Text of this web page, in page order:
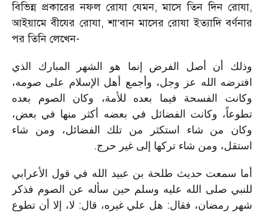
বিভিন্ন প্রকারের নফল রোযা যেমন, মাসে তিন দিন রোযা,
আইয়ামে বীযের রোযা, শা‘বান মাসের রোযা ইত্যাদি বর্ণনার
পর তিনি লেখেন-
وذلك أن أصل الفرض إنما هو الشهر المبارك الذي
افترضه الله عز وجل، وأجمع أهل الإسلام على صومه،
وكانت الفسحة فيما بعده للأمة، وكان الصوم بعده
تطوعاً، وكانت الفضائل في بعضه أكثر منها في بعض،
وكان من شاء استكثر من تلك الفضائل، ومن شاء
استقل، ومن شاء تركها إلى غير حرج.
أما سمعت حديث طلحة بن عبيد الله في قول الأعرابي
للنبي صلى الله عليه وسلم حين سأله عن الصوم فذكر
شهر رمضان، فقال: هل علي غيره، قال: لا، إلا أن تطوع